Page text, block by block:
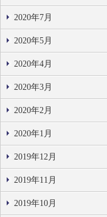
2020年7月
2020年5月
2020年4月
2020年3月
2020年2月
2020年1月
2019年12月
2019年11月
2019年10月